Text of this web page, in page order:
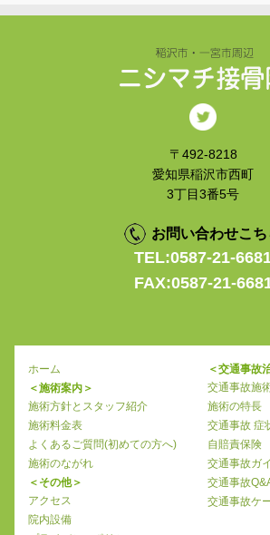
〒492-8218
愛知県稲沢市西町
3丁目3番5号
お問い合わせこち
TEL:0587-21-
FAX:0587-21-
ホーム
＜施術案内＞
施術方針とスタッフ紹介
施術料金表
よくあるご質問(初めての方へ)
施術のながれ
＜その他＞
アクセス
院内設備
＜交通事故
交通事故施
施術の特長
交通事故 症
自賠責保険
交通事故ガ
交通事故
交通事故ケ